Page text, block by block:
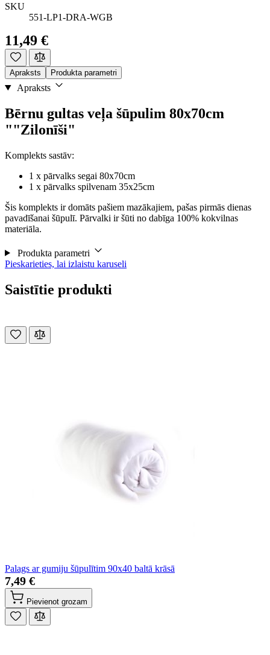
SKU
551-LP1-DRA-WGB
11,49 €
Apraksts Produkta parametri
Apraksts
Bērnu gultas veļa šūpulim 80x70cm
""Zilonīši"
Komplekts sastāv:
1 x pārvalks segai 80x70cm
1 x pārvalks spilvenam 35x25cm
Šis komplekts ir domāts pašiem mazākajiem, pašas pirmās dienas
pavadīšanai šūpulī. Pārvalki ir šūti no dabīga 100% kokvilnas
materiāla.
Produkta parametri
Pieskarieties, lai izlaistu karuseli
Saistītie produkti
Palags ar gumiju šūpulītim 90x40 baltā krāsā
7,49 €
Pievienot grozam